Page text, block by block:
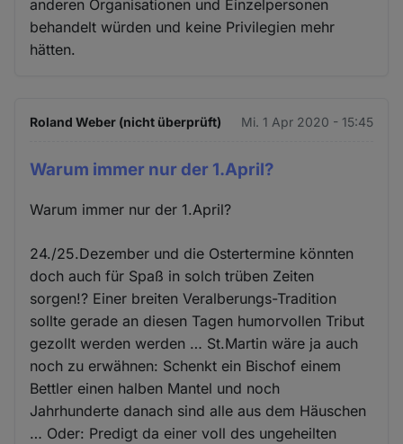
anderen Organisationen und Einzelpersonen
behandelt würden und keine Privilegien mehr
hätten.
Roland Weber (nicht überprüft) Mi. 1 Apr 2020 - 15:45
Warum immer nur der 1.April?
Warum immer nur der 1.April?
24./25.Dezember und die Ostertermine könnten
doch auch für Spaß in solch trüben Zeiten
sorgen!? Einer breiten Veralberungs-Tradition
sollte gerade an diesen Tagen humorvollen Tribut
gezollt werden werden … St.Martin wäre ja auch
noch zu erwähnen: Schenkt ein Bischof einem
Bettler einen halben Mantel und noch
Jahrhunderte danach sind alle aus dem Häuschen
… Oder: Predigt da einer voll des ungeheilten